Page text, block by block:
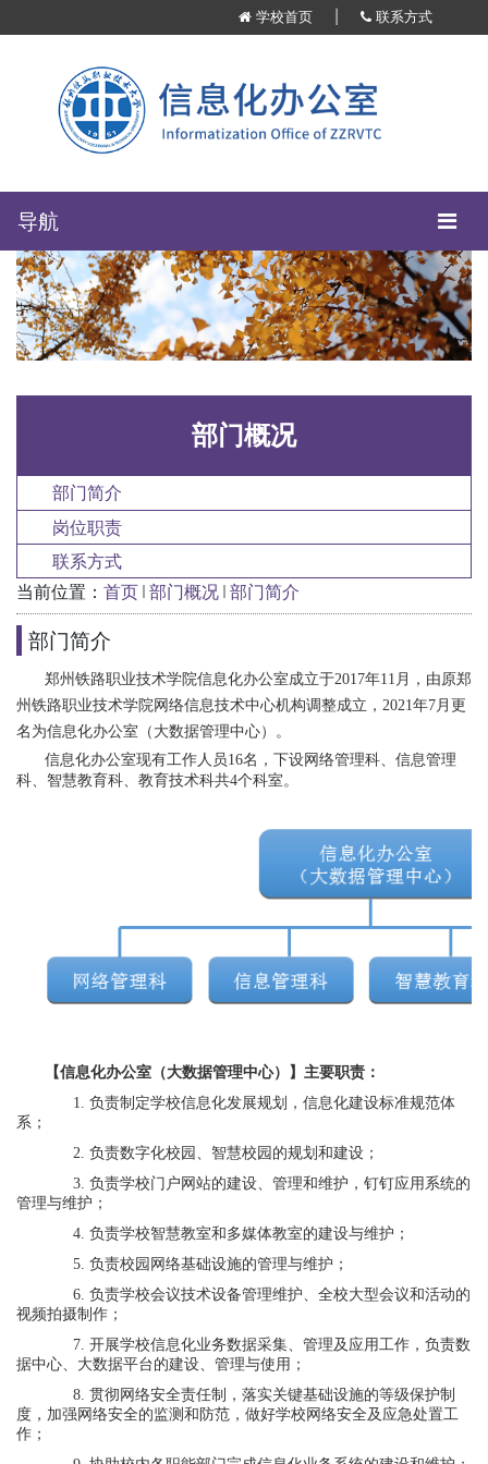
学校首页 联系方式
导航
部门概况
部门简介
岗位职责
联系方式
当前位置： 首页 部门概况 部门简介
部门简介
郑州铁路职业技术学院信息化办公室成立于2017年11月，由原郑
州铁路职业技术学院网络信息技术中心机构调整成立，2021年7月更
名为信息化办公室 （大数据管理中心） 。
信息化办公室现有工作人员16名，下设网络管理科、信息管理
科、智慧教育科、教育技术科共4个科室。
【信息化办公室（大数据管理中心） 】 主要职责：
1. 负责制定学校信息化发展规划，信息化建设标准规范体
系；
2. 负责数字化校园、智慧校园的规划和建设；
3. 负责学校门户网站的建设、管理和维护，钉钉应用系统的
管理与维护；
4. 负责学校智慧教室和多媒体教室的建设与维护；
5. 负责校园网络基础设施的管理与维护；
6. 负责学校会议技术设备管理维护、全校大型会议和活动的
视频拍摄制作；
7. 开展学校信息化业务数据采集、管理及应用工作，负责数
据中心、大数据平台的建设、管理与使用；
8. 贯彻网络安全责任制，落实关键基础设施的等级保护制
度，加强网络安全的监测和防范，做好学校网络安全及应急处置工
作；